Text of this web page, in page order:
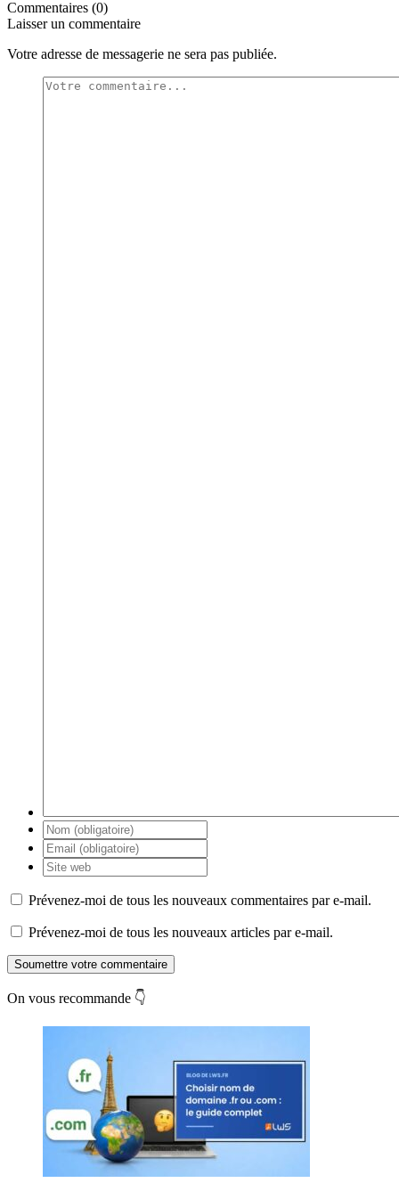
Commentaires (0)
Laisser un commentaire
Votre adresse de messagerie ne sera pas publiée.
Prévenez-moi de tous les nouveaux commentaires par e-mail.
Prévenez-moi de tous les nouveaux articles par e-mail.
Soumettre votre commentaire
On vous recommande 👇